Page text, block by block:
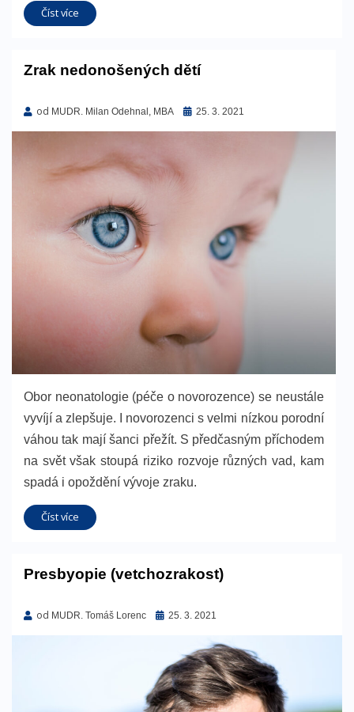
Číst více
Zrak nedonošených dětí
od MUDR. Milan Odehnal, MBA
Zveřejněno
25. 3. 2021
Obor neonatologie (péče o novorozence) se neustále
vyvíjí a zlepšuje. I novorozenci s velmi nízkou porodní
váhou tak mají šanci přežít. S předčasným příchodem
na svět však stoupá riziko rozvoje různých vad, kam
spadá i opoždění vývoje zraku.
Číst více
Presbyopie (vetchozrakost)
od MUDR. Tomáš Lorenc
Zveřejněno
25. 3. 2021